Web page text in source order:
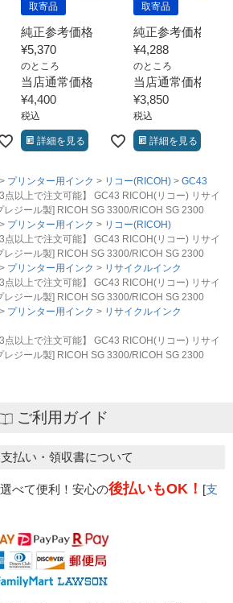
取寄品
純正参考価格
¥5,370
のところ
当店通常価格
¥4,400
税込
詳細を見る
取寄品
純正参考価格
¥4,288
のところ
当店通常価格
¥3,850
税込
詳細を見る
プリンター用インク リコー(RICOH)
GC43
点以上で注文可能】 GC43 RICOH(リコー) リサイ
レジール製] RICOH SG 3300/RICOH SG 2300
プリンター用インク
リコー(RICOH)
点以上で注文可能】 GC43 RICOH(リコー) リサイ
レジール製] RICOH SG 3300/RICOH SG 2300
プリンター用インク
リサイクルインク
点以上で注文可能】 GC43 RICOH(リコー) リサイ
レジール製] RICOH SG 3300/RICOH SG 2300
プリンター用インク
リサイクルインク
点以上で注文可能】 GC43 RICOH(リコー) リサイ
レジール製] RICOH SG 3300/RICOH SG 2300
ご利用ガイド
払い・領収書について
べて便利！安心の後払いもOK！ [支